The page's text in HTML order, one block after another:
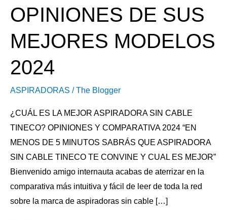
OPINIONES DE SUS
MEJORES MODELOS
2024
ASPIRADORAS /The Blogger
¿CUÁL ES LA MEJOR ASPIRADORA SIN CABLE
TINECO? OPINIONES Y COMPARATIVA 2024 “EN
MENOS DE 5 MINUTOS SABRÁS QUE ASPIRADORA
SIN CABLE TINECO TE CONVINE Y CUAL ES MEJOR”
Bienvenido amigo internauta acabas de aterrizar en la
comparativa más intuitiva y fácil de leer de toda la red
sobre la marca de aspiradoras sin cable […]